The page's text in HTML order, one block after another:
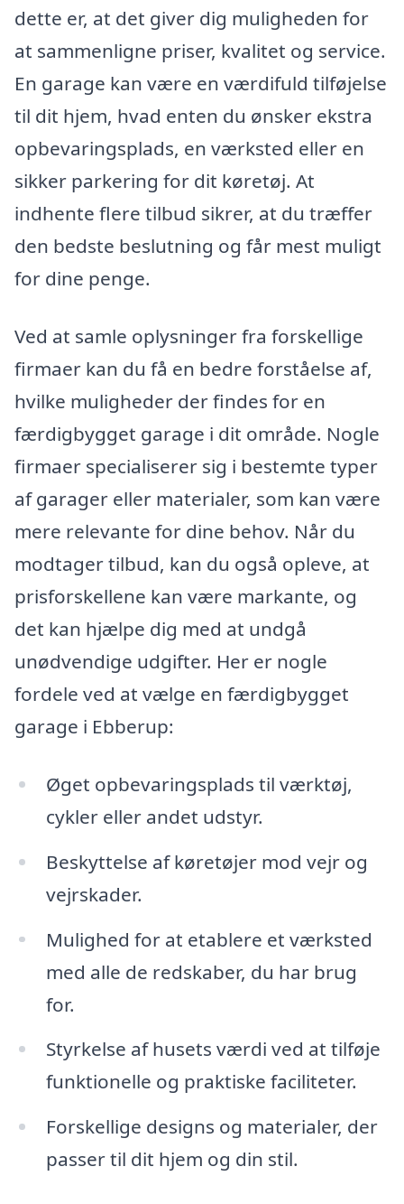
dette er, at det giver dig muligheden for
at sammenligne priser, kvalitet og service.
En garage kan være en værdifuld tilføjelse
til dit hjem, hvad enten du ønsker ekstra
opbevaringsplads, en værksted eller en
sikker parkering for dit køretøj. At
indhente flere tilbud sikrer, at du træffer
den bedste beslutning og får mest muligt
for dine penge.
Ved at samle oplysninger fra forskellige
firmaer kan du få en bedre forståelse af,
hvilke muligheder der findes for en
færdigbygget garage i dit område. Nogle
firmaer specialiserer sig i bestemte typer
af garager eller materialer, som kan være
mere relevante for dine behov. Når du
modtager tilbud, kan du også opleve, at
prisforskellene kan være markante, og
det kan hjælpe dig med at undgå
unødvendige udgifter. Her er nogle
fordele ved at vælge en færdigbygget
garage i Ebberup:
Øget opbevaringsplads til værktøj,
cykler eller andet udstyr.
Beskyttelse af køretøjer mod vejr og
vejrskader.
Mulighed for at etablere et værksted
med alle de redskaber, du har brug
for.
Styrkelse af husets værdi ved at tilføje
funktionelle og praktiske faciliteter.
Forskellige designs og materialer, der
passer til dit hjem og din stil.